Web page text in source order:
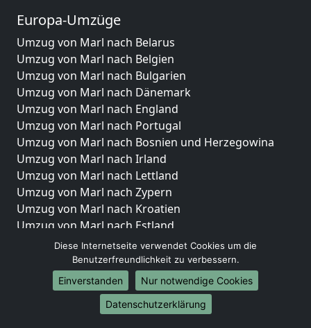
Europa-Umzüge
Umzug von Marl nach Belarus
Umzug von Marl nach Belgien
Umzug von Marl nach Bulgarien
Umzug von Marl nach Dänemark
Umzug von Marl nach England
Umzug von Marl nach Portugal
Umzug von Marl nach Bosnien und Herzegowina
Umzug von Marl nach Irland
Umzug von Marl nach Lettland
Umzug von Marl nach Zypern
Umzug von Marl nach Kroatien
Umzug von Marl nach Estland
Umzug von Marl nach Finnland
Umzug von Marl nach Frankreich
Umzug von Marl nach Griechenland
Umzug von Marl nach Italien
Umzug von Marl nach Liechtenstein
Diese Internetseite verwendet Cookies um die
Benutzerfreundlichkeit zu verbessern.
Einverstanden
Nur notwendige Cookies
Datenschutzerklärung